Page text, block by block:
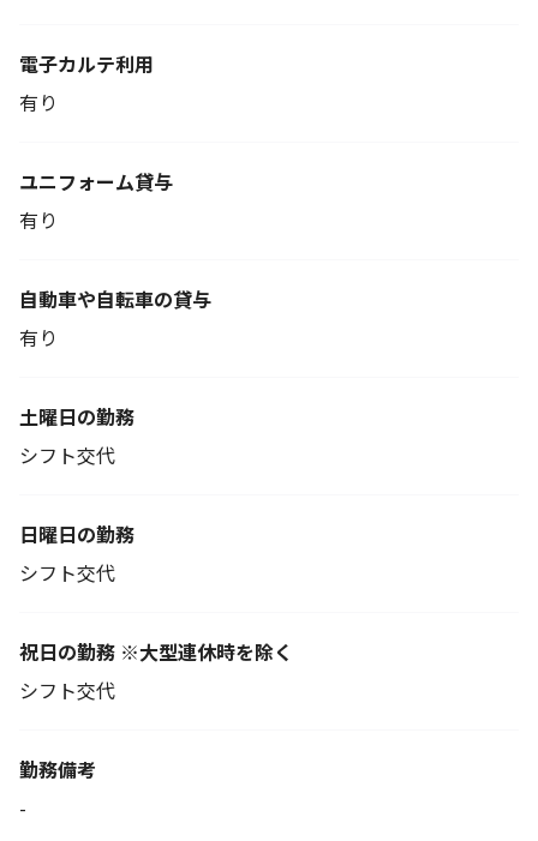
電子カルテ利用
有り
ユニフォーム貸与
有り
自動車や自転車の貸与
有り
土曜日の勤務
シフト交代
日曜日の勤務
シフト交代
祝日の勤務 ※大型連休時を除く
シフト交代
勤務備考
-